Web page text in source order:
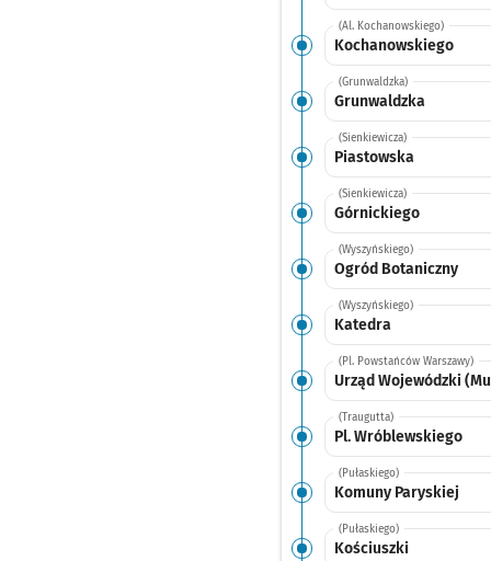
(Al. Kochanowskiego)
Kochanowskiego
(Grunwaldzka)
Grunwaldzka
(Sienkiewicza)
Piastowska
(Sienkiewicza)
Górnickiego
(Wyszyńskiego)
Ogród Botaniczny
(Wyszyńskiego)
Katedra
(Pl. Powstańców Warszawy)
Urząd Wojewódzki
(Traugutta)
Pl. Wróblewskiego
(Pułaskiego)
Komuny Paryskiej
(Pułaskiego)
Kościuszki